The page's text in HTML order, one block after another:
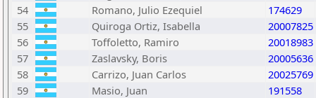
54
Romano, Julio Ezequiel
174629
55
Quiroga Ortiz, Isabella
20007825
56
Toffoletto, Ramiro
20018983
57
Zaslavsky, Boris
20005636
58
Carrizo, Juan Carlos
20025769
59
Masio, Juan
191558